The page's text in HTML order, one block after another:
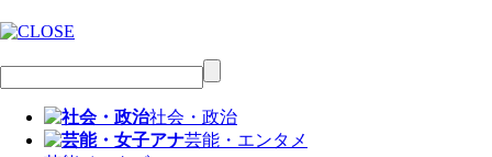
社会・政治
芸能・エンタメ